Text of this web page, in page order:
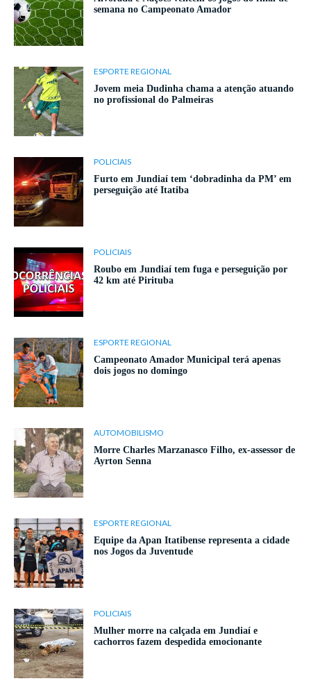
semana no Campeonato Amador
ESPORTE REGIONAL
Jovem meia Dudinha chama a atenção atuando
no profissional do Palmeiras
POLICIAIS
Furto em Jundiaí tem ‘dobradinha da PM’ em
perseguição até Itatiba
POLICIAIS
Roubo em Jundiaí tem fuga e perseguição por
42 km até Pirituba
ESPORTE REGIONAL
Campeonato Amador Municipal terá apenas
dois jogos no domingo
AUTOMOBILISMO
Morre Charles Marzanasco Filho, ex-assessor de
Ayrton Senna
ESPORTE REGIONAL
Equipe da Apan Itatibense representa a cidade
nos Jogos da Juventude
POLICIAIS
Mulher morre na calçada em Jundiaí e
cachorros fazem despedida emocionante